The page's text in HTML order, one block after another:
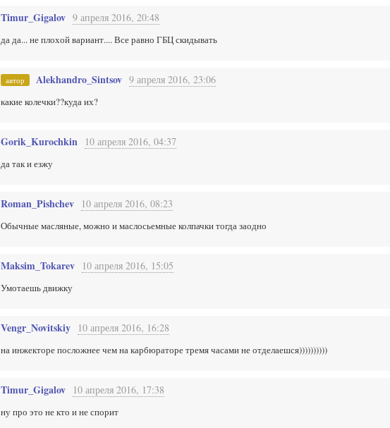
Timur_Gigalov 9 апреля 2016, 20:48
да да... не плохой вариант.... Все равно ГБЦ скидывать
автор Alekhandro_Sintsov 9 апреля 2016, 23:06
какие колечки??куда их?
Gorik_Kurochkin 10 апреля 2016, 04:37
да так и езжу
Roman_Pishchev 10 апреля 2016, 08:23
Обычные масляные, можно и маслосьемные колпачки тогда заодно
Maksim_Tokarev 10 апреля 2016, 15:05
Умотаешь движку
Vengr_Novitskiy 10 апреля 2016, 16:28
на инжекторе посложнее чем на карбюраторе тремя часами не отделаешся))))))))))
Timur_Gigalov 10 апреля 2016, 17:38
ну про это не кто и не спорит